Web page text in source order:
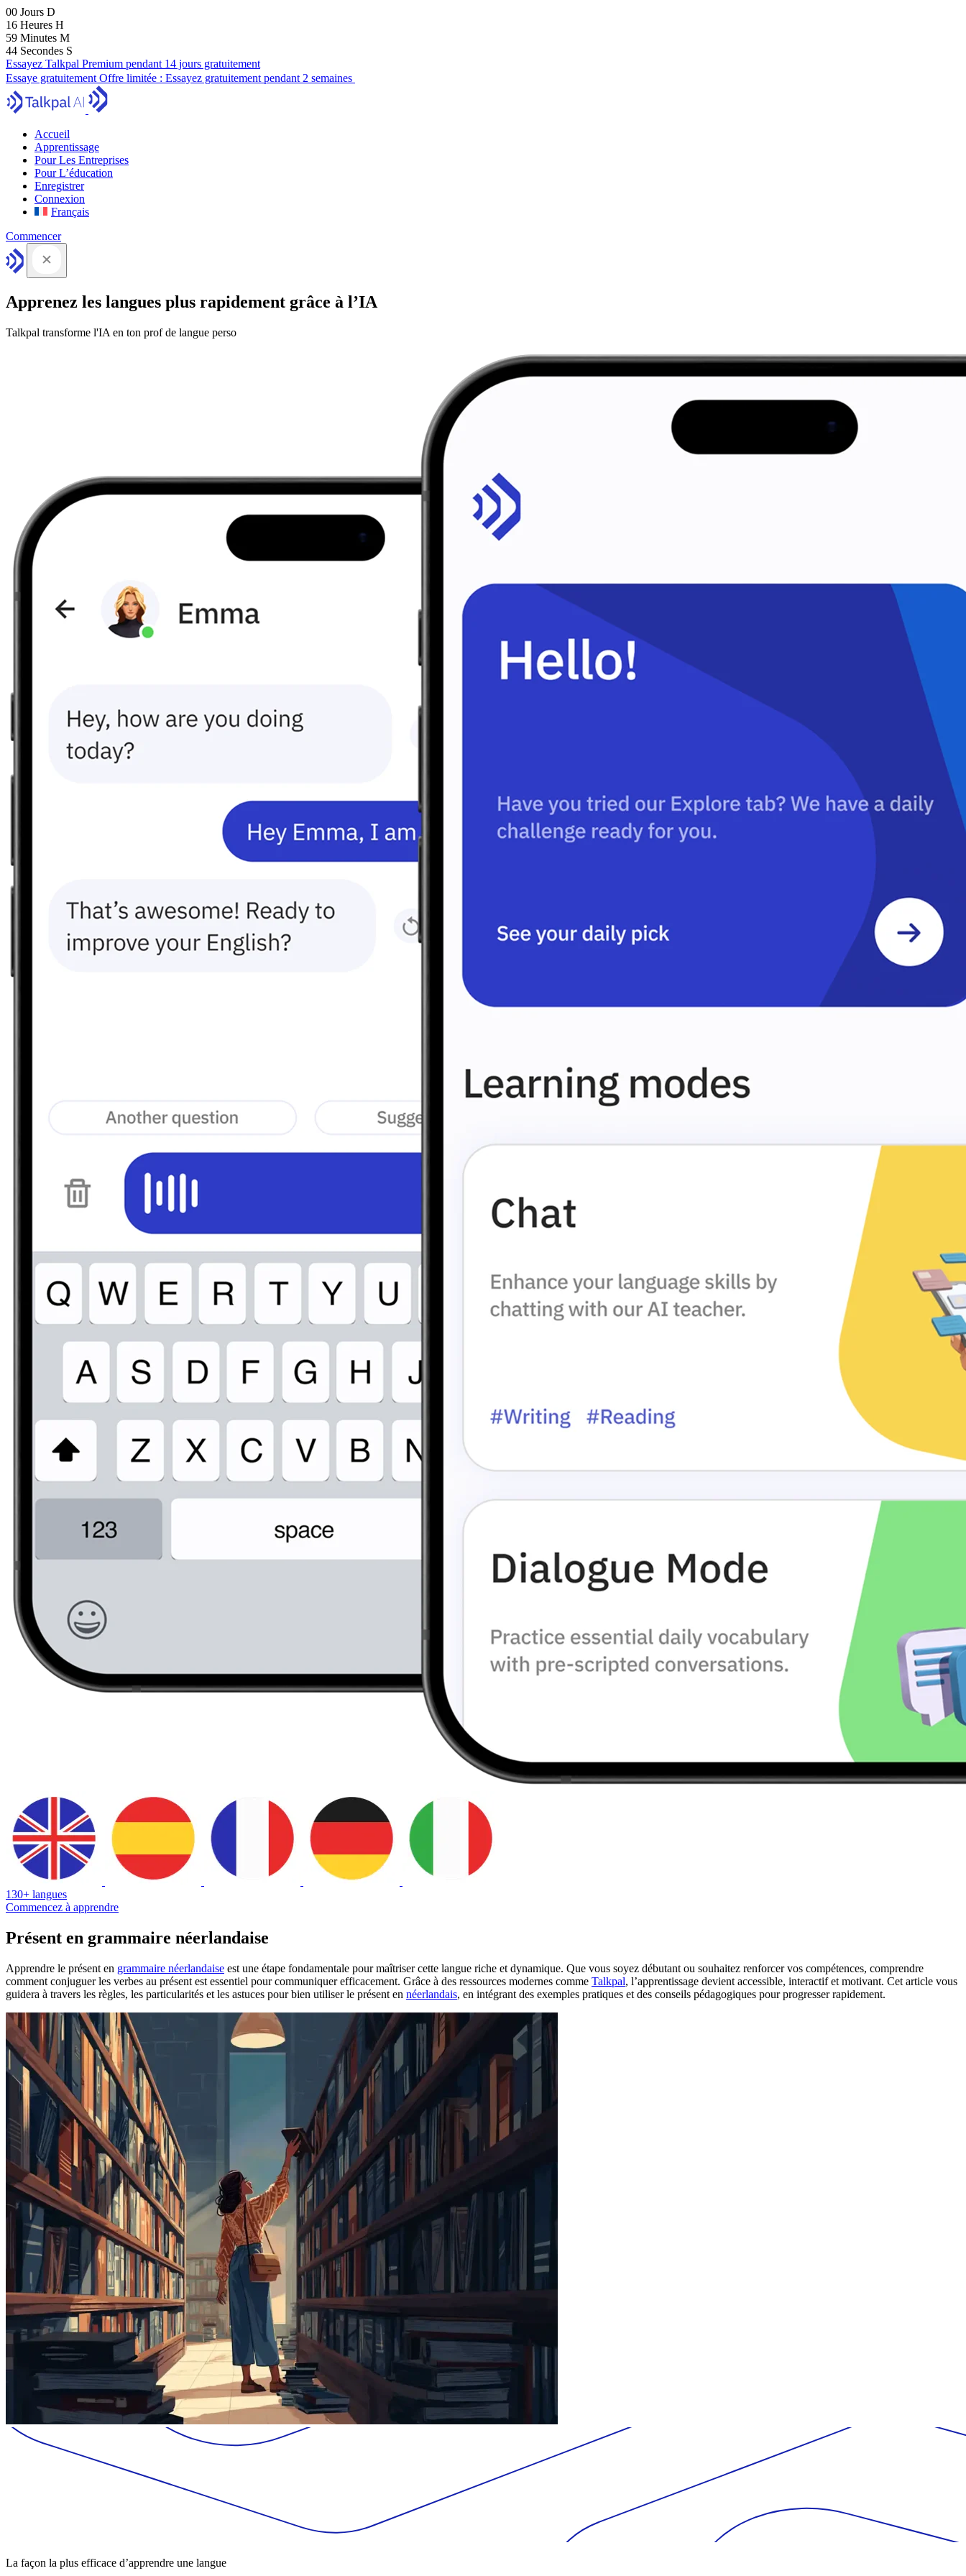
00 Jours D
16 Heures H
59 Minutes M
43 Secondes S
Essayez Talkpal Premium pendant 14 jours gratuitement
Essaye gratuitement Offre limitée : Essayez gratuitement pendant 2 semaines
Accueil
Apprentissage
Pour Les Entreprises
Pour L’éducation
Enregistrer
Connexion
Français
Commencer
Apprenez les langues plus rapidement grâce à l’IA
Talkpal transforme l'IA en ton prof de langue perso
130+ langues
Commencez à apprendre
Présent en grammaire néerlandaise
Apprendre le présent en grammaire néerlandaise est une étape fondamentale pour maîtriser cette langue riche et dynamique. Que vous soyez débutant ou souhaitez renforcer vos compétences, comprendre
comment conjuguer les verbes au présent est essentiel pour communiquer efficacement. Grâce à des ressources modernes comme Talkpal, l’apprentissage devient accessible, interactif et motivant. Cet article vous
guidera à travers les règles, les particularités et les astuces pour bien utiliser le présent en néerlandais, en intégrant des exemples pratiques et des conseils pédagogiques pour progresser rapidement.
La façon la plus efficace d’apprendre une langue